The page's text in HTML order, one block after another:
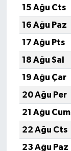
15 Ağu Cts
16 Ağu Paz
17 Ağu Pts
18 Ağu Sal
19 Ağu Çar
20 Ağu Per
21 Ağu Cum
22 Ağu Cts
23 Ağu Paz